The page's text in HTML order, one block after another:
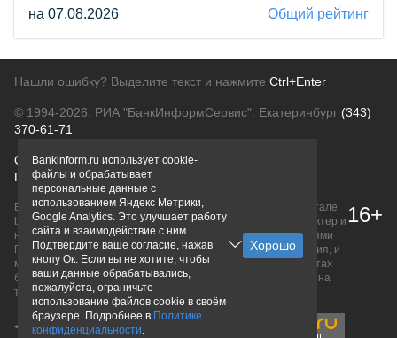
на 07.08.2026 Общий рейтинг
Нашли ошибку? Выделите текст и нажмите Ctrl+Enter
© 1994-2026. РИА "БанкИнформСервис". Екатеринбург (343)
370-61-71
О проектеПолитика конфиденциальности
Правовая информацияДля рекламодателей
Вся информация о продуктах банков, размещенная на портале
bankinform.ru, носит исключительно ознакомительный характер и
не является публичной офертой, определяемой положениями
ГК РФ. Информация не содержит точного и полного описания, и
может быть изменена. Конечные условия уточняйте на сайтах
банков или при личном обращении. Исключительное право на
товарные знаки принадлежит их правообладателям.
16+
Bankinform.ru использует cookie-
файлы и обрабатывает
персональные данные с
использованием Яндекс Метрики,
Google Analytics. Это улучшает работу
сайта и взаимодействие с ним.
Подтвердите ваше согласие, нажав
кнопу Ок. Если вы не хотите, чтобы
ваши данные обрабатывались,
пожалуйста, ограничьте
использование файлов cookie в своём
браузере. Подробнее в Политике
конфиденциальности.